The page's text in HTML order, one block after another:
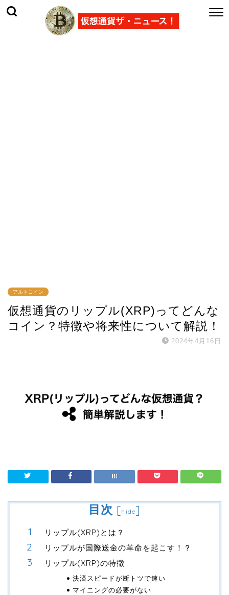
アルトコイン
仮想通貨のリップル(XRP)ってどんな
コイン？特徴や将来性について解説！
2024年4月16日
目次 [hide]
リップル(XRP)とは？
リップルが国際送金の革命を起こす！？
リップル(XRP)の特徴
決済スピードが断トツで速い
マイニングの必要がない